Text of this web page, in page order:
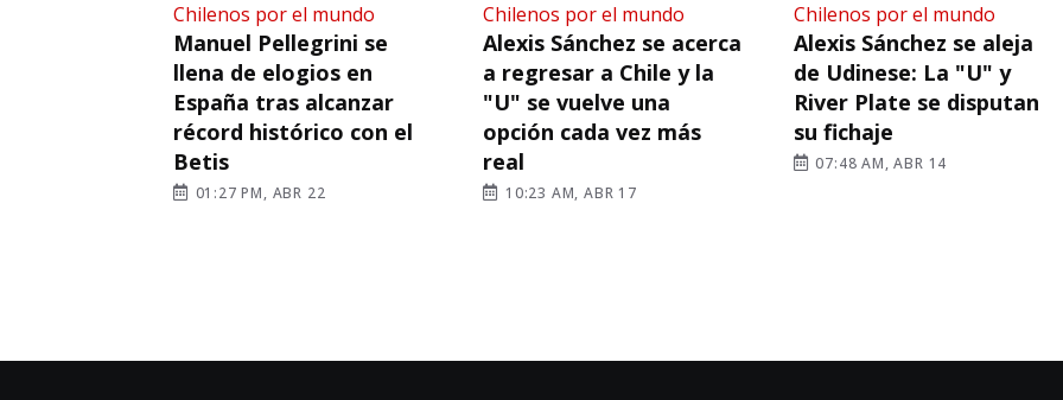
Chilenos por el mundo
Manuel Pellegrini se
llena de elogios en
España tras alcanzar
récord histórico con el
Betis
01:27 PM, ABR 22
Chilenos por el mundo
Alexis Sánchez se acerca
a regresar a Chile y la
"U" se vuelve una
opción cada vez más
real
10:23 AM, ABR 17
Chilenos por el mundo
Alexis Sánchez se aleja
de Udinese: La "U" y
River Plate se disputan
su fichaje
07:48 AM, ABR 14